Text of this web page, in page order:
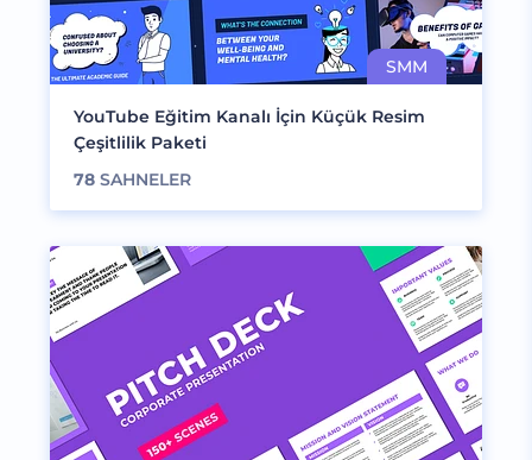
YouTube Eğitim Kanalı İçin Küçük Resim
Çeşitlilik Paketi
78 SAHNELER